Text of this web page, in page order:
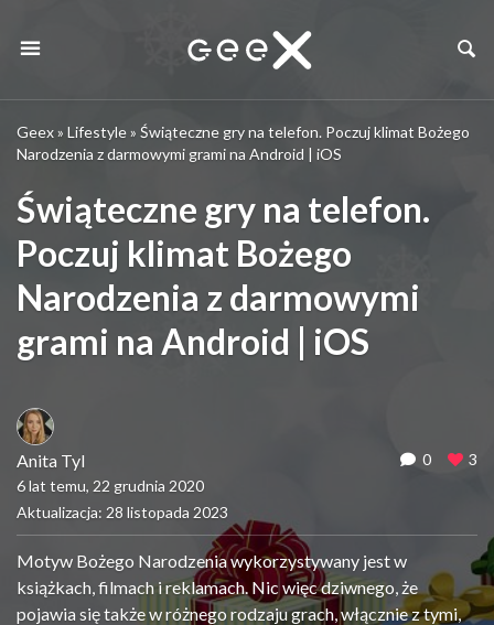
Geex» Lifestyle» Świąteczne gry na telefon. Poczuj klimat Bożego
Narodzenia z darmowymi grami na Android | iOS
Świąteczne gry na telefon.
Poczuj klimat Bożego
Narodzenia z darmowymi
grami na Android | iOS
Anita Tyl
6 lat temu, 22 grudnia 2020
Aktualizacja: 28 listopada 2023
0 3
Motyw Bożego Narodzenia wykorzystywany jest w
książkach, filmach i reklamach. Nic więc dziwnego, że
pojawia się także w różnego rodzaju grach, włącznie z tymi,